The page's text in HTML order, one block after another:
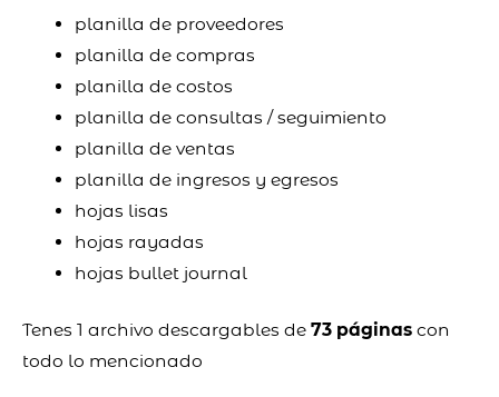
planilla de proveedores
planilla de compras
planilla de costos
planilla de consultas / seguimiento
planilla de ventas
planilla de ingresos y egresos
hojas lisas
hojas rayadas
hojas bullet journal
Tenes 1 archivo descargables de 73 páginas con
todo lo mencionado